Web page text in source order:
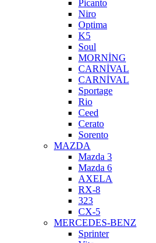
Picanto
Niro
Optima
K5
Soul
MORNİNG
CARNİVAL
CARNİVAL
Sportage
Rio
Ceed
Cerato
Sorento
MAZDA
Mazda 3
Mazda 6
AXELA
RX-8
323
CX-5
MERCEDES-BENZ
Sprinter